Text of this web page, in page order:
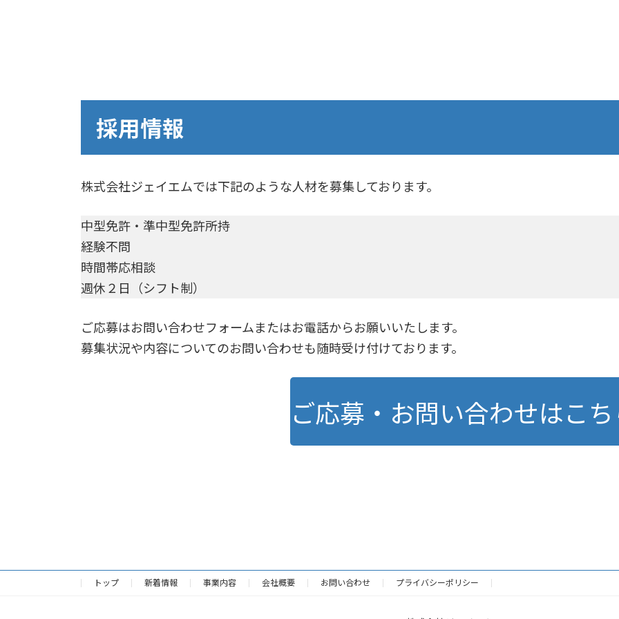
採用情報
株式会社ジェイエムでは下記のような人材を募集しております。
中型免許・準中型免許所持
経験不問
時間帯応相談
週休２日（シフト制）
ご応募はお問い合わせフォームまたはお電話からお願いいたします。
募集状況や内容についてのお問い合わせも随時受け付けております。
ご応募・お問い合わせはこ
トップ 新着情報 事業内容 会社概要 お問い合わせ プライバシーポリシー